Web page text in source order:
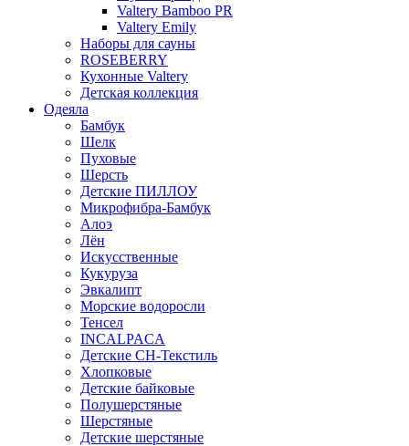
Valtery Bamboo PR
Valtery Emily
Наборы для сауны
ROSEBERRY
Кухонные Valtery
Детская коллекция
Одеяла
Бамбук
Шелк
Пуховые
Шерсть
Детские ПИЛЛОУ
Микрофибра-Бамбук
Алоэ
Лён
Искусственные
Кукуруза
Эвкалипт
Морские водоросли
Тенсел
INCALPACA
Детские СН-Текстиль
Хлопковые
Детские байковые
Полушерстяные
Шерстяные
Детские шерстяные